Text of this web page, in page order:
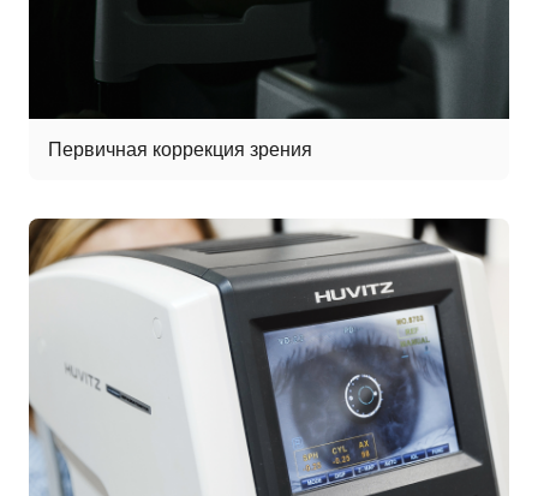
Первичная коррекция зрения